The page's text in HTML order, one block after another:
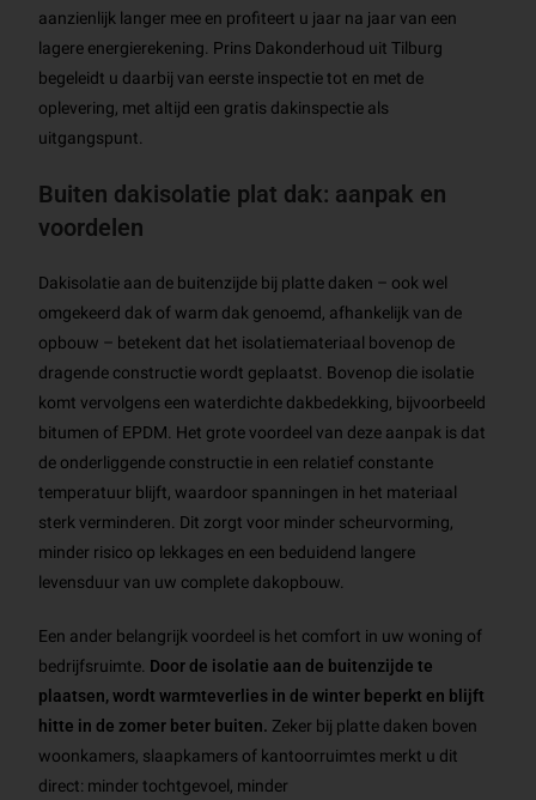
aanzienlijk langer mee en profiteert u jaar na jaar van een
lagere energierekening. Prins Dakonderhoud uit Tilburg
begeleidt u daarbij van eerste inspectie tot en met de
oplevering, met altijd een gratis dakinspectie als
uitgangspunt.
Buiten dakisolatie plat dak: aanpak en
voordelen
Dakisolatie aan de buitenzijde bij platte daken – ook wel
omgekeerd dak of warm dak genoemd, afhankelijk van de
opbouw – betekent dat het isolatiemateriaal bovenop de
dragende constructie wordt geplaatst. Bovenop die isolatie
komt vervolgens een waterdichte dakbedekking, bijvoorbeeld
bitumen of EPDM. Het grote voordeel van deze aanpak is dat
de onderliggende constructie in een relatief constante
temperatuur blijft, waardoor spanningen in het materiaal
sterk verminderen. Dit zorgt voor minder scheurvorming,
minder risico op lekkages en een beduidend langere
levensduur van uw complete dakopbouw.
Een ander belangrijk voordeel is het comfort in uw woning of
bedrijfsruimte. Door de isolatie aan de buitenzijde te
plaatsen, wordt warmteverlies in de winter beperkt en blijft
hitte in de zomer beter buiten. Zeker bij platte daken boven
woonkamers, slaapkamers of kantoorruimtes merkt u dit
direct: minder tochtgevoel, minder